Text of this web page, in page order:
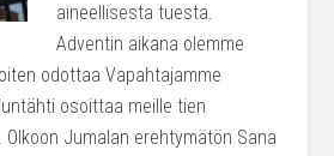
aineellisesta tuesta.
Adventin aikana olemme
odottaa Vapahtajamme
osoittaa meille tien
Jumalan erehtymätön Sana